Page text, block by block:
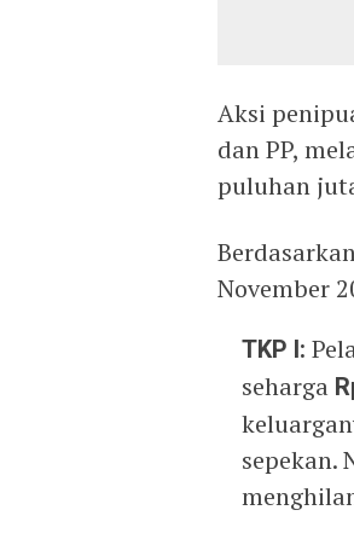
Aksi
dan PP,
puluhan
November
TKP I:
seharga
sepekan.